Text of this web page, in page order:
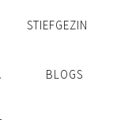
STIEFGEZIN
BLOGS